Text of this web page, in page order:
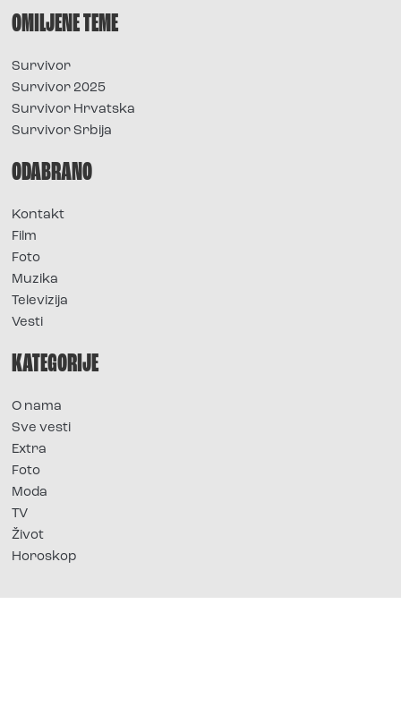
OMILJENE TEME
Survivor
Survivor 2025
Survivor Hrvatska
Survivor Srbija
ODABRANO
Kontakt
Film
Foto
Muzika
Televizija
Vesti
KATEGORIJE
O nama
Sve vesti
Extra
Foto
Moda
TV
Život
Horoskop